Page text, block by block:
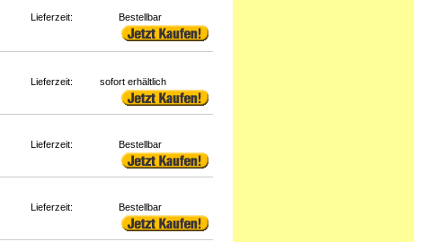
Lieferzeit: Bestellbar
Lieferzeit: sofort erhältlich
Lieferzeit: Bestellbar
Lieferzeit: Bestellbar